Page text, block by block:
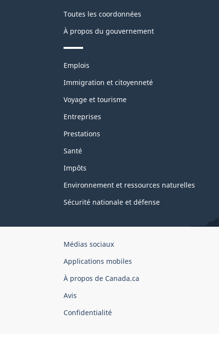
Toutes les coordonnées
À propos du gouvernement
Thèmes
sujets
Emplois
Immigration et citoyenneté
Voyage et tourisme
Entreprises
Prestations
Santé
Impôts
Environnement et ressources naturelles
Sécurité nationale et défense
Organisation
gouvernement
du
Canada
Médias sociaux
Applications mobiles
À propos de Canada.ca
Avis
Confidentialité